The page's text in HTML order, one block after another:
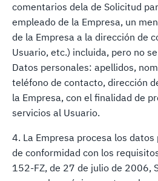
comentarios dela de Solicitud
empleado de la Empresa, un
de la Empresa a la dirección de
Usuario, etc.) incluida, pero no
Datos personales: apellidos,
teléfono de contacto, dirección
la Empresa, con el finalidad de
servicios al Usuario.
4. La Empresa procesa los
de conformidad con los
152-FZ, de 27 de julio de 2006,